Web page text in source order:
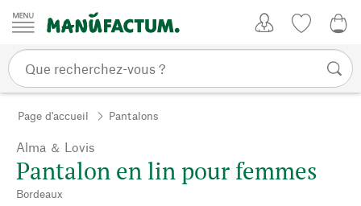
Passer au contenu
Page d'accueil Pantalons
Alma ＆ Lovis
Pantalon en lin pour femmes
Bordeaux